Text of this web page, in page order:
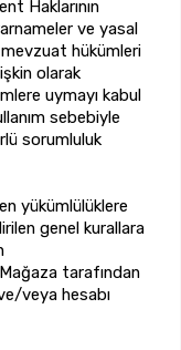
Haklarının
ve yasal
hükümleri
olarak
uymayı kabul
sebebiyle
sorumluluk
yükümlülüklere
genel kurallara
tarafından
veya hesabı